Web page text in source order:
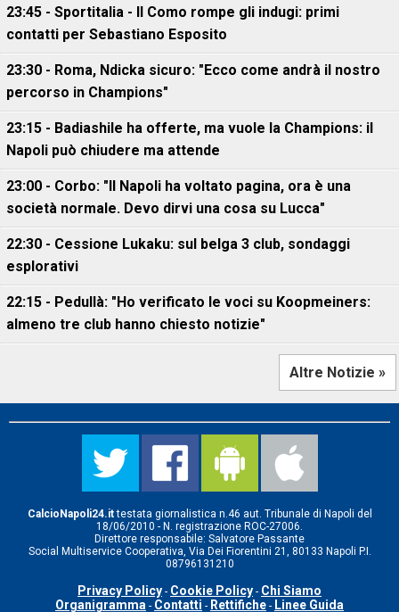
23:45 - Sportitalia - Il Como rompe gli indugi: primi
contatti per Sebastiano Esposito
23:30 - Roma, Ndicka sicuro: "Ecco come andrà il nostro
percorso in Champions"
23:15 - Badiashile ha offerte, ma vuole la Champions: il
Napoli può chiudere ma attende
23:00 - Corbo: "Il Napoli ha voltato pagina, ora è una
società normale. Devo dirvi una cosa su Lucca"
22:30 - Cessione Lukaku: sul belga 3 club, sondaggi
esplorativi
22:15 - Pedullà: "Ho verificato le voci su Koopmeiners:
almeno tre club hanno chiesto notizie"
Altre Notizie »
CalcioNapoli24.ittestata giornalistica n.46 aut. Tribunale di Napoli del
18/06/2010 - N. registrazione ROC-27006.
Direttore responsabile: Salvatore Passante
Social Multiservice Cooperativa, Via Dei Fiorentini 21, 80133 Napoli P.I.
08796131210
Privacy Policy - Cookie Policy - Chi Siamo
Organigramma - Contatti - Rettifiche - Linee Guida